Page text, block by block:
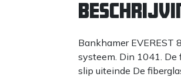
Bankhamer EVEREST
systeem. Din 1041.
slip uiteinde De